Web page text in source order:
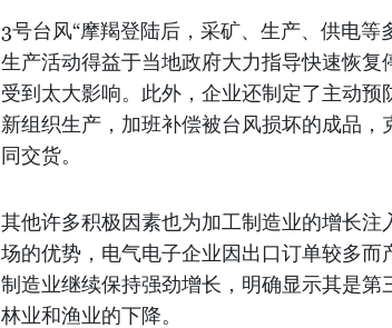
3号台风“摩羯登陆后，采矿、生产、供电
生产活动得益于当地政府大力指导快速恢
受到太大影响。此外，企业还制定了主动
新组织生产，加班补偿被台风损坏的成品
同交货。
其他许多积极因素也为加工制造业的增长
场的优势，电气电子企业因出口订单较多
制造业继续保持强劲增长，明确显示其是第
林业和渔业的下降。